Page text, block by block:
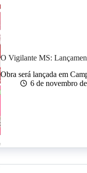
O Vigilante MS:
Obra será lançada em
6 de novembro